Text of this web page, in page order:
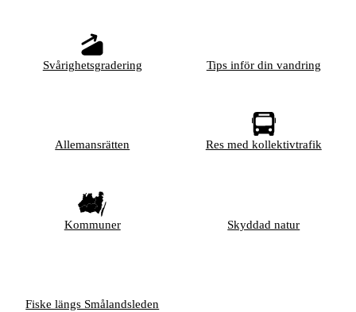
Svårighetsgradering Tips inför din vandring
Allemansrätten Res med kollektivtrafik
Kommuner Skyddad natur
Fiske längs Smålandsleden